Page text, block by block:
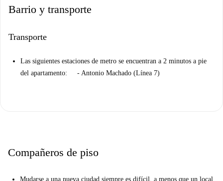
Barrio y transporte
Transporte
Las siguientes estaciones de metro se encuentran a 2 minutos a pie
del apartamento: - Antonio Machado (Línea 7)
Compañeros de piso
Mudarse a una nueva ciudad siempre es difícil, a menos que un local